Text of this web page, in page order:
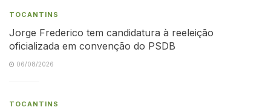
TOCANTINS
Jorge Frederico tem candidatura à reeleição
oficializada em convenção do PSDB
06/08/2026
TOCANTINS